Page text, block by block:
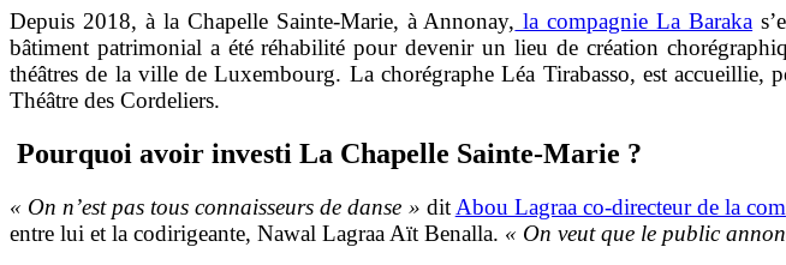
Depuis 2018, à la Chapelle Sainte-Marie, à Annonay, la compagnie La Baraka
bâtiment patrimonial a été réhabilité pour devenir un lieu de création
théâtres de la ville de Luxembourg. La chorégraphe Léa Tirabasso, est accueillie,
Théâtre des Cordeliers.
Pourquoi avoir investi La Chapelle Sainte-Marie ?
« On n’est pas tous connaisseurs de danse » dit Abou Lagraa co-directeur de la
entre lui et la codirigeante, Nawal Lagraa Aït Benalla. « On veut que le public